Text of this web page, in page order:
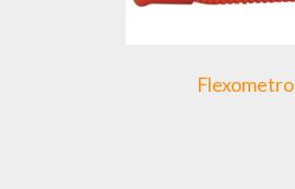
Flexometro